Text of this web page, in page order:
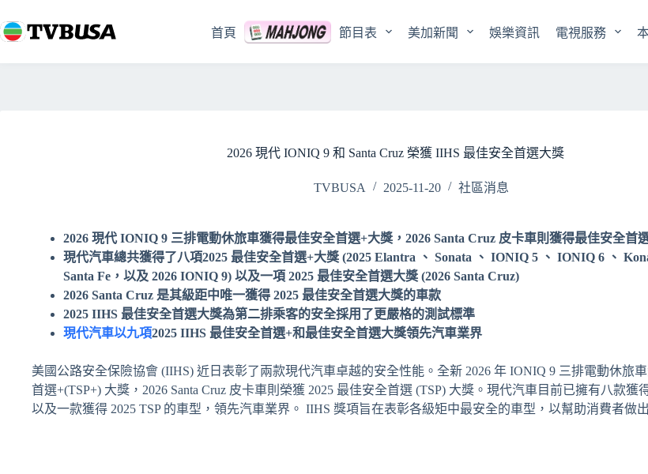
至
要
首頁 節目表 美加新聞 娛樂資訊 電視服務
2026 現代 IONIQ 9 和 Santa Cruz 榮獲 IIHS 最佳安全首選大獎
TVBUSA 2025-11-20 社區消息
2026 現代 IONIQ 9 三排電動休旅車獲得最佳安全首選+大獎，2026 Santa Cruz 皮卡車則獲得最佳安全首
現代汽車總共獲得了八項2025 最佳安全首選+大獎 (2025 Elantra 、 Sonata 、 IONIQ 5 、 IONIQ 6 、
Santa Fe，以及 2026 IONIQ 9) 以及一項 2025 最佳安全首選大獎 (2026 Santa Cruz)
2026 Santa Cruz 是其級距中唯一獲得 2025 最佳安全首選大獎的車款
2025 IIHS 最佳安全首選大獎為第二排乘客的安全採用了更嚴格的測試標準
現代汽車以九項2025 IIHS 最佳安全首選+和最佳安全首選大獎領先汽車業界
美國公路安全保險協會 (IIHS) 近日表彰了兩款現代汽車卓越的安全性能。全新 2026 年 IONIQ 9 三排電動休旅
首選+(TSP+) 大獎，2026 Santa Cruz 皮卡車則榮獲 2025 最佳安全首選 (TSP) 大獎。現代汽車目前已擁有八款獲
以及一款獲得 2025 TSP 的車型，領先汽車業界。 IIHS 獎項旨在表彰各級矩中最安全的車型，以幫助消費者做